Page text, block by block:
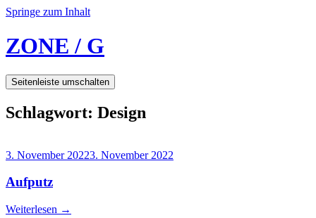
Springe zum Inhalt
ZONE / G
Seitenleiste umschalten
Schlagwort: Design
3. November 20223. November 2022
Aufputz
Weiterlesen →